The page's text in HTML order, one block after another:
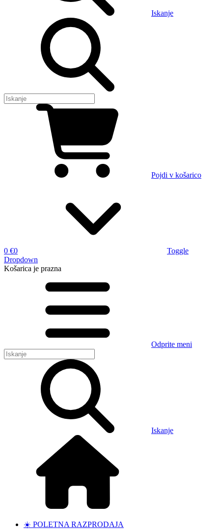
Iskanje
Pojdi v košarico
0 €0
Toggle
Dropdown
Košarica je prazna
Odprite meni
Iskanje
☀️ POLETNA RAZPRODAJA